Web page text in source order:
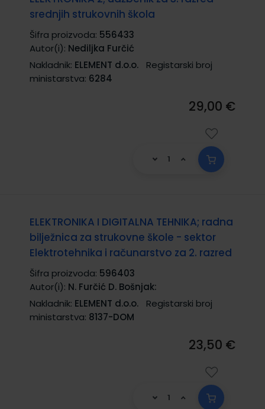
srednjih strukovnih škola
Šifra proizvoda: 556433
Autor(i): Nediljka Furčić
Nakladnik: ELEMENT d.o.o.
Registarski broj
ministarstva: 6284
29,00 €
ELEKTRONIKA I DIGITALNA TEHNIKA; radna
bilježnica za strukovne škole - sektor
Elektrotehnika i računarstvo za 2. razred
Šifra proizvoda: 596403
Autor(i): N. Furčić D. Bošnjak:
Nakladnik: ELEMENT d.o.o.
Registarski broj
ministarstva: 8137-DOM
23,50 €